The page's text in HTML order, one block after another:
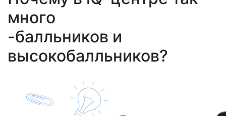
много
-балльников и
высокобалльников?